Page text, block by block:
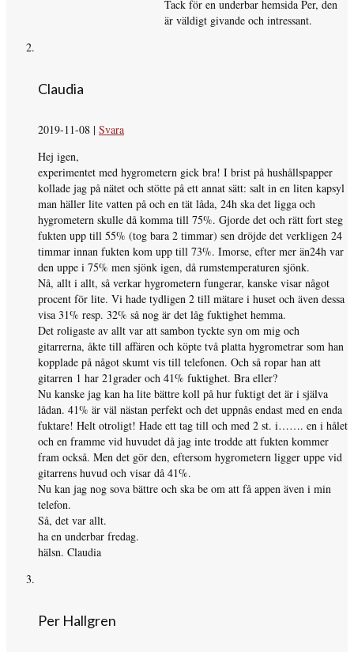
Tack för en underbar hemsida Per, den
är väldigt givande och intressant.
Claudia
2019-11-08 | Svara
Hej igen,
experimentet med hygrometern gick bra! I brist på hushållspapper
kollade jag på nätet och stötte på ett annat sätt: salt in en liten kapsyl
man häller lite vatten på och en tät låda, 24h ska det ligga och
hygrometern skulle då komma till 75%. Gjorde det och rätt fort steg
fukten upp till 55% (tog bara 2 timmar) sen dröjde det verkligen 24
timmar innan fukten kom upp till 73%. Imorse, efter mer än24h var
den uppe i 75% men sjönk igen, då rumstemperaturen sjönk.
Nå, allt i allt, så verkar hygrometern fungerar, kanske visar något
procent för lite. Vi hade tydligen 2 till mätare i huset och även dessa
visa 31% resp. 32% så nog är det låg fuktighet hemma.
Det roligaste av allt var att sambon tyckte syn om mig och
gitarrerna, åkte till affären och köpte två platta hygrometrar som han
kopplade på något skumt vis till telefonen. Och så ropar han att
gitarren 1 har 21grader och 41% fuktighet. Bra eller?
Nu kanske jag kan ha lite bättre koll på hur fuktigt det är i själva
lådan. 41% är väl nästan perfekt och det uppnås endast med en enda
fuktare! Helt otroligt! Hade ett tag till och med 2 st. i……. en i hålet
och en framme vid huvudet då jag inte trodde att fukten kommer
fram också. Men det gör den, eftersom hygrometern ligger uppe vid
gitarrens huvud och visar då 41%.
Nu kan jag nog sova bättre och ska be om att få appen även i min
telefon.
Så, det var allt.
ha en underbar fredag.
hälsn. Claudia
Per Hallgren